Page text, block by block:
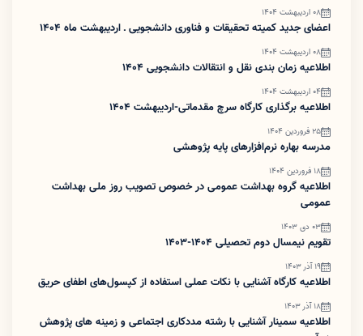
08 اردیبهشت 1404
اعضای جدید کمیته تحقیقات و فناوری دانشجویی ـ اردیبهشت ماه 1404
08 اردیبهشت 1404
اطلاعیه زمان بندی نقل و انتقالات دانشجویی 1404
04 اردیبهشت 1404
اطلاعیه برگذاری کارگاه سرچ مقدماتی-اردیبهشت 1404
25 فروردین 1404
مدرسه بهاره نرم‌افزارهای پایه پژوهشی
18 فروردین 1404
اطلاعیه گروه بهداشت عمومی در خصوص تصویب روز ملی بهداشت
عمومی
03 دی 1403
تقویم نیمسال دوم تحصیلی 1404-1403
19 آذر 1403
اطلاعیه کارگاه آشنایی با نکات عملی استفاده از کپسول‌های اطفای حریق
18 آذر 1403
اطلاعیه سمینار آشنایی با رشته مددکاری اجتماعی و زمینه های پژوهش